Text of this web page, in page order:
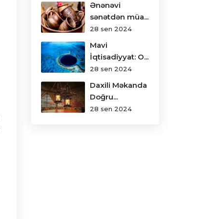
Ənənəvi
sənətdən müa...
28 sen 2024
Mavi
İqtisadiyyat: O...
28 sen 2024
Daxili Məkanda
Doğru...
28 sen 2024